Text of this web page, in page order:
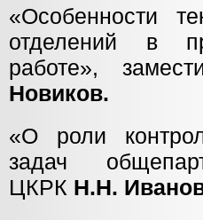
«Особенности
отделений в
работе»,
Новиков.
«О роли
задач
ЦКРК Н.Н.